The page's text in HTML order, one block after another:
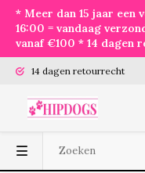
* Meer dan 15 jaar een
16:00 = vandaag
vanaf €100 * 14 dagen
14 dagen retourrecht